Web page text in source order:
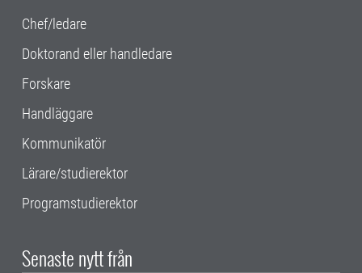
Chef/ledare
Doktorand eller handledare
Forskare
Handläggare
Kommunikatör
Lärare/studierektor
Programstudierektor
Senaste nytt från